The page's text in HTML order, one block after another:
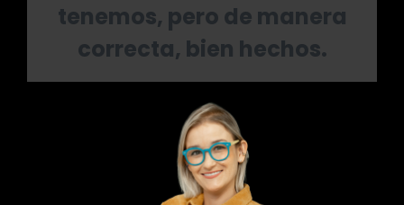
tenemos, pero de manera
correcta, bien hechos.